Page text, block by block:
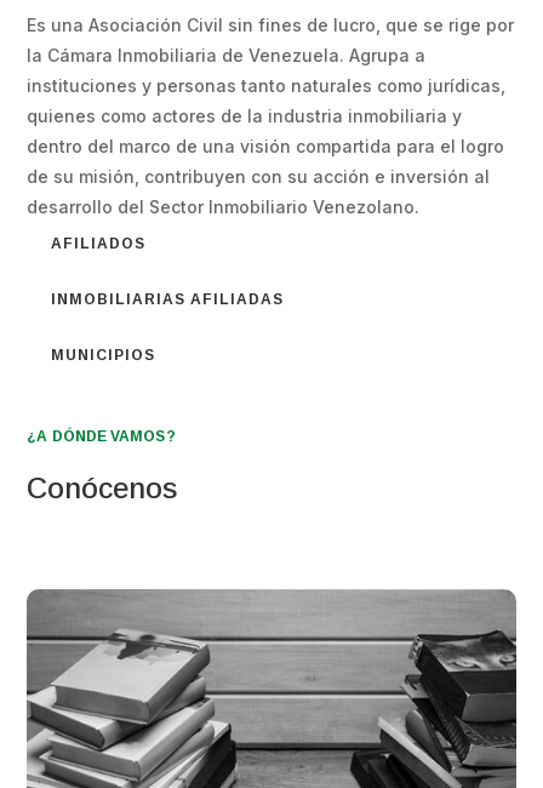
Es una Asociación Civil sin fines de lucro, que se rige por
la Cámara Inmobiliaria de Venezuela. Agrupa a
instituciones y personas tanto naturales como jurídicas,
quienes como actores de la industria inmobiliaria y
dentro del marco de una visión compartida para el logro
de su misión, contribuyen con su acción e inversión al
desarrollo del Sector Inmobiliario Venezolano.
AFILIADOS
INMOBILIARIAS AFILIADAS
MUNICIPIOS
¿A DÓNDE VAMOS?
Conócenos